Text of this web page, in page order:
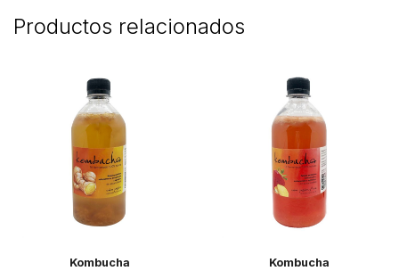
Productos relacionados
Kombucha Kombucha